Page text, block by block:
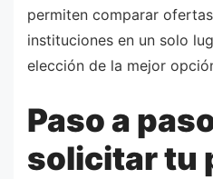
permiten comparar
instituciones en un solo
elección de la mejor
Paso a
solicitar tu